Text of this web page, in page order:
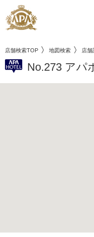
店舗検索TOP 地図検索 店舗
No.273 アパ